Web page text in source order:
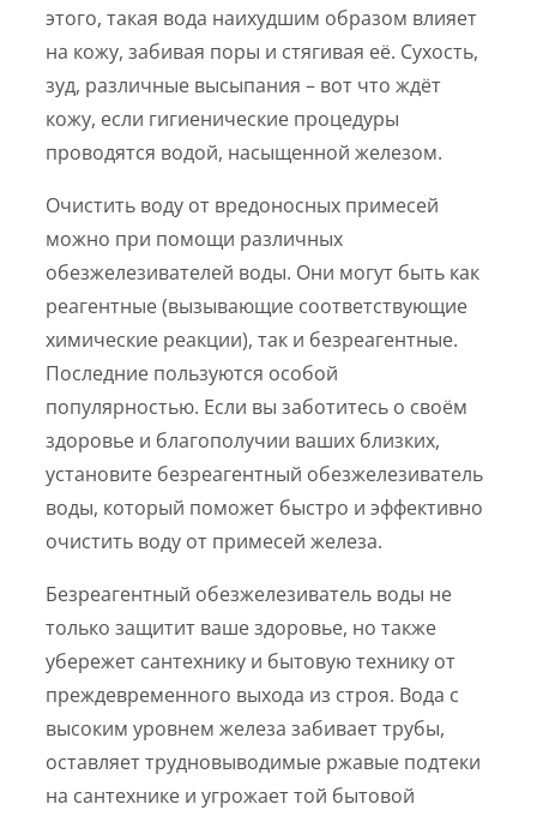
этого, такая вода наихудшим образом влияет
на кожу, забивая поры и стягивая её. Сухость,
зуд, различные высыпания – вот что ждёт
кожу, если гигиенические процедуры
проводятся водой, насыщенной железом.
Очистить воду от вредоносных примесей
можно при помощи различных
обезжелезивателей воды. Они могут быть как
реагентные (вызывающие соответствующие
химические реакции), так и безреагентные.
Последние пользуются особой
популярностью. Если вы заботитесь о своём
здоровье и благополучии ваших близких,
установите безреагентный обезжелезиватель
воды, который поможет быстро и эффективно
очистить воду от примесей железа.
Безреагентный обезжелезиватель воды не
только защитит ваше здоровье, но также
убережет сантехнику и бытовую технику от
преждевременного выхода из строя. Вода с
высоким уровнем железа забивает трубы,
оставляет трудновыводимые ржавые подтеки
на сантехнике и угрожает той бытовой